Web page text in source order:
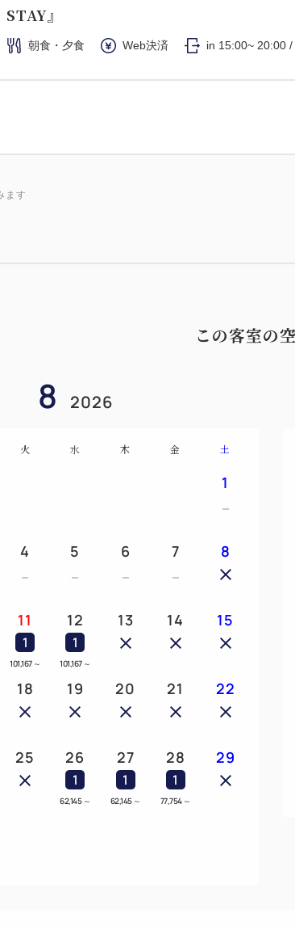
STAY』
朝食・夕食 Web決済 in 15:00~ 20:00
ます
この客室の
8 2026
火 水 木 金 土
1
4 5 6 7 8
11
1
101,167 ～
12
1
101,167 ～
13 14 15
18 19 20 21 22
25 26
1
62,145 ～
27
1
62,145 ～
28
1
77,754 ～
29